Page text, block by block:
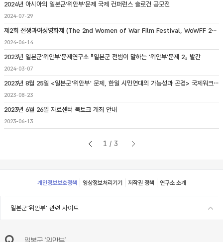
2024년 아시아의 일본군‘위안부’문제 국제 컨퍼런스 슬로건 공모전
2024-07-29
제2회 전쟁과여성영화제 (The 2nd Women of War Film Festival, WoWFF 2024) 개최 안내
2024-06-14
2023년 일본군‘위안부’문제연구소 『일본군 전범이 말하는 ‘위안부’문제 2』 발간
2024-03-07
2023년 8월 25일 <일본군'위안부' 문제, 한일 시민연대의 가능성과 곤경> 국제워크숍 개최
2023-08-23
2023년 6월 26일 자료센터 북토크 개최 안내
2023-06-13
1/3
Footer
개인정보보호정책 영상정보처리기기 저작권 정책 연구소 소개
일본군'위안부' 관련 사이트